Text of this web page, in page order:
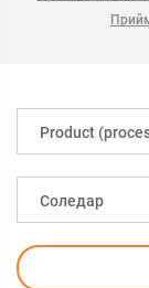
Рroduct
Соледар